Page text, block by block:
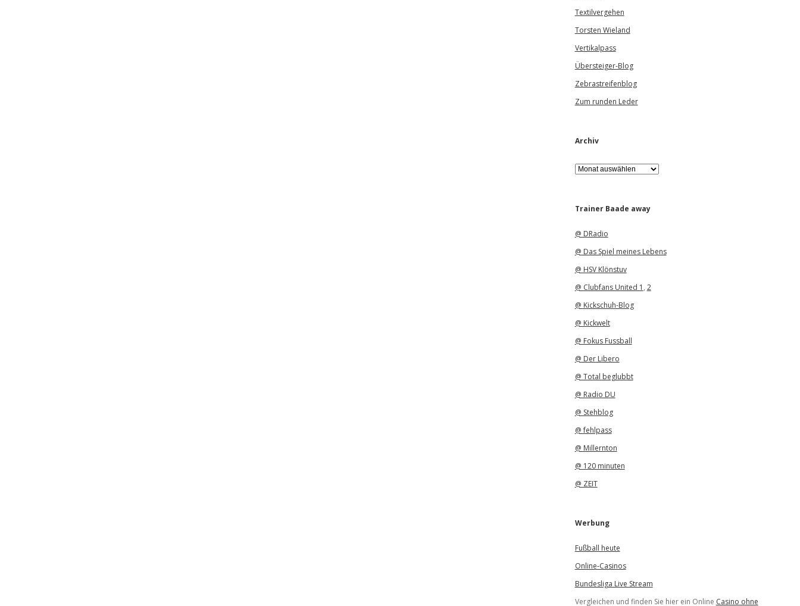
Textilvergehen
Torsten Wieland
Vertikalpass
Übersteiger-Blog
Zebrastreifenblog
Zum runden Leder
Archiv
A
r
iTrainer Baade away
@ DRadio
@ Das Spiel meines Lebens
@ HSV Klönstuv
@ Clubfans United 1 , 2
@ Kickschuh-Blog
@ Kickwelt
@ Fokus Fussball
@ Der Libero
@ Total beglubbt
@ Radio DU
@ Stehblog
@ fehlpass
@ Millernton
@ 120 minuten
@ ZEIT
Werbung
Fußball heute
Online-Casinos
Bundesliga Live Stream
Vergleichen und finden Sie hier ein Online Casino ohne